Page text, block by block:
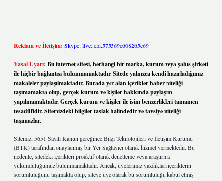
Reklam ve İletişim: Skype: live:.cid.575569c608265c69
Yasal Uyarı: Bu internet sitesi, herhangi bir marka, kurum veya şahıs şirketi
ile hiçbir bağlantısı bulunmamaktadır. Sitede yalnızca kendi hazırladığımız
makaleler paylaşılmaktadır. Burada yer alan içerikler haber niteliği
taşımamakta olup, gerçek kurum ve kişiler hakkında paylaşım
yapılmamaktadır. Gerçek kurum ve kişiler ile isim benzerlikleri tamamen
tesadüfidir. Sitemizdeki bilgiler taslak halindedir ve tavsiye niteliği
taşımazlar.
Sitemiz, 5651 Sayılı Kanun gereğince Bilgi Teknolojileri ve İletişim Kurumu
(BTK) tarafından onaylanmış bir Yer Sağlayıcı olarak hizmet vermektedir. Bu
nedenle, sitedeki içerikleri proaktif olarak denetleme veya araştırma
yükümlülüğümüz bulunmamaktadır. Ancak, üyelerimiz yazdıkları içeriklerin
sorumluluğunu taşımakta olup, siteye üye olarak bu sorumluluğu kabul etmiş